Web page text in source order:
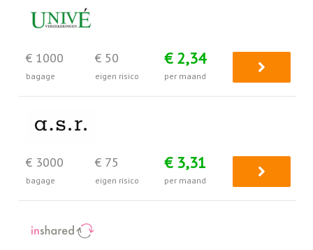
€ 1000
bagage
€ 50
eigen risico
€ 2,34
per maand
€ 3000
bagage
€ 75
eigen risico
€ 3,31
per maand